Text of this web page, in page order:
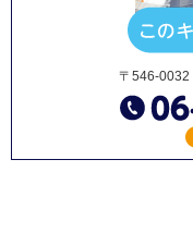
〒546-0032